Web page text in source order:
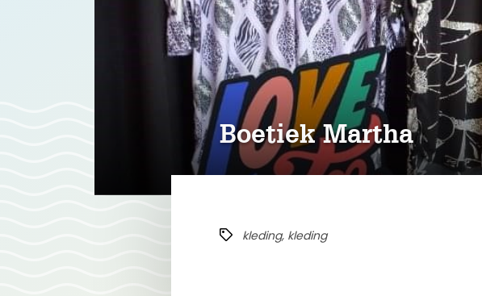
Boetiek Martha
kleding, kleding